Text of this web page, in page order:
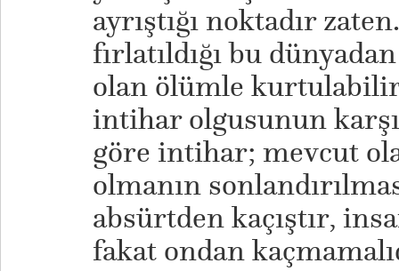
ayrıştığı noktadır
fırlatıldığı bu
olan ölümle
intihar olgusunun
göre intihar; mevcut
olmanın
absürtden kaçıştır,
fakat ondan